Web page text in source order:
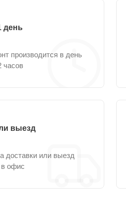
день
производится в день
часов
выезд
доставки или выезд
офис